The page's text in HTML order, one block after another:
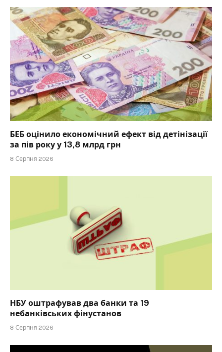
БЕБ оцінило економічний ефект від детінізації
за пів року у 13,8 млрд грн
8 Серпня 2026
НБУ оштрафував два банки та 19
небанківських фінустанов
8 Серпня 2026